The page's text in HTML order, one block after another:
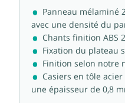
Panneau mélaminé
avec une densité du
Chants finition ABS
Fixation du plateau
Finition selon notre
Casiers en tôle
une épaisseur de 0,8